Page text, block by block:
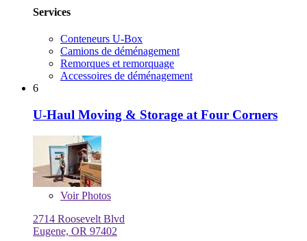
Services
Conteneurs U-Box
Camions de déménagement
Remorques et remorquage
Accessoires de déménagement
6
U-Haul Moving & Storage at Four Corners
VoirPhotos
2714 Roosevelt Blvd
Eugene, OR 97402